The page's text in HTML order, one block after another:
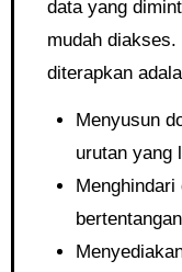
data yang
mudah
diterapkan
Menyusun
urutan yang